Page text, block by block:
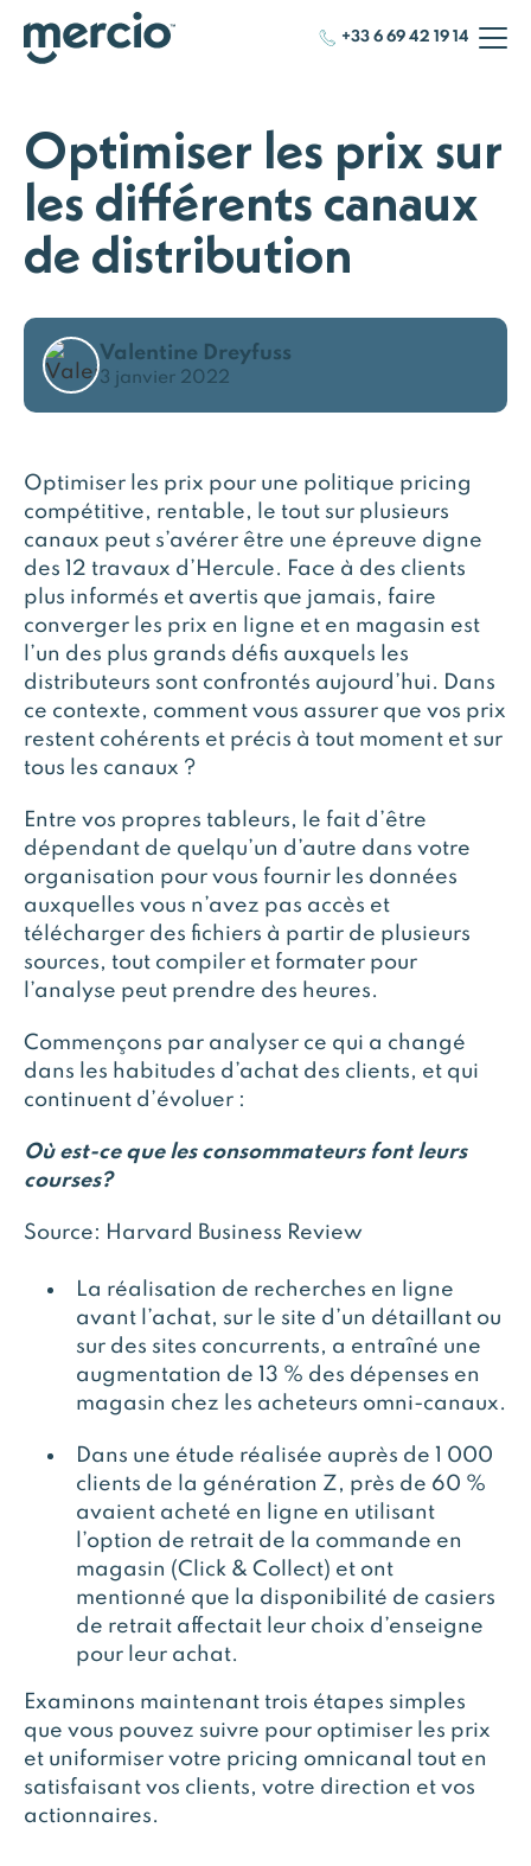
+33 6 69 42 19 14
Optimiser les prix sur
les différents canaux
de distribution
Valentine Dreyfuss
3 janvier 2022
Optimiser les prix pour une politique pricing
compétitive, rentable, le tout sur plusieurs
canaux peut s’avérer être une épreuve digne
des 12 travaux d’Hercule. Face à des clients
plus informés et avertis que jamais, faire
converger les prix en ligne et en magasin est
l’un des plus grands défis auxquels les
distributeurs sont confrontés aujourd’hui. Dans
ce contexte, comment vous assurer que vos prix
restent cohérents et précis à tout moment et sur
tous les canaux ?
Entre vos propres tableurs, le fait d’être
dépendant de quelqu’un d’autre dans votre
organisation pour vous fournir les données
auxquelles vous n’avez pas accès et
télécharger des fichiers à partir de plusieurs
sources, tout compiler et formater pour
l’analyse peut prendre des heures.
Commençons par analyser ce qui a changé
dans les habitudes d’achat des clients, et qui
continuent d’évoluer :
Où est-ce que les consommateurs font leurs
courses?
Source: Harvard Business Review
La réalisation de recherches en ligne
avant l’achat, sur le site d’un détaillant ou
sur des sites concurrents, a entraîné une
augmentation de 13 % des dépenses en
magasin chez les acheteurs omni-canaux.
Dans une étude réalisée auprès de 1 000
clients de la génération Z, près de 60 %
avaient acheté en ligne en utilisant
l’option de retrait de la commande en
magasin (Click & Collect) et ont
mentionné que la disponibilité de casiers
de retrait affectait leur choix d’enseigne
pour leur achat.
Examinons maintenant trois étapes simples
que vous pouvez suivre pour optimiser les prix
et uniformiser votre pricing omnicanal tout en
satisfaisant vos clients, votre direction et vos
actionnaires.